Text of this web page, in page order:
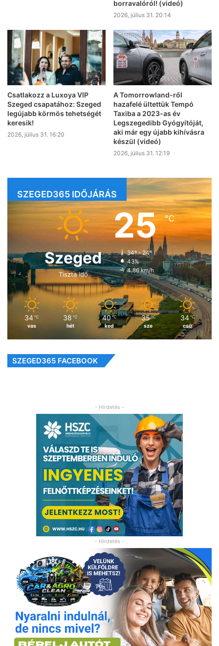
borravalóról! (videó)
2026, július 31. 20:14
Csatlakozz a Luxoya VIP
Szeged csapatához: Szeged
legújabb körmös tehetségét
keresik!
2026, július 31. 16:20
A Tomorrowland-ről
hazafelé ültettük Tempó
Taxiba a 2023-as év
Legszegedibb Gyógyítóját,
aki már egy újabb kihívásra
készül (videó)
2026, július 31. 12:19
SZEGED365 IDŐJÁRÁS
Szeged
Tiszta idő
25℃
34º - 24º
43%
4.86 km/h
34 ℃
vas
38 ℃
hét
40 ℃
ked
35 ℃
sze
34 ℃
csü
SZEGED365 FACEBOOK
- Hirdetés -
- Hirdetés -